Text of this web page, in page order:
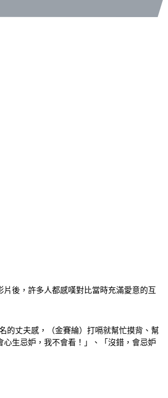
後，許多人都感嘆對比當時充滿愛意的互
的丈夫感，（金賽綸）打嗝就幫忙摸背、幫
生忌妒，我不會看！」、「沒錯，會忌妒